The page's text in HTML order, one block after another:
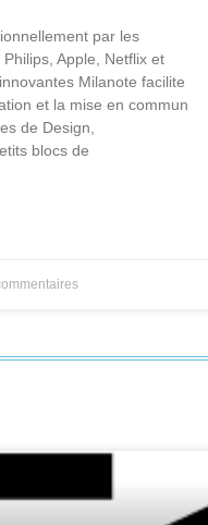
par les
Apple, Netflix et
Milanote facilite
et la mise en commun
de Design,
blocs de